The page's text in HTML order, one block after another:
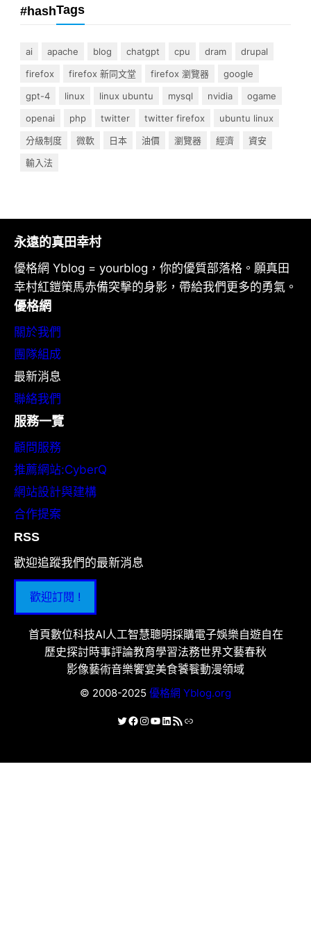
#hashTags
ai apache blog chatgpt cpu dram
drupal
firefox
firefox 新同文堂 firefox 瀏覽器
google
gpt-4
linux linux ubuntu mysql nvidia
ogame
openai
php twitter twitter firefox
ubuntu linux
分級制度
微軟 日本 油價 瀏覽器 經濟
資安
輸入法
永遠的真田幸村
優格網 Yblog = yourblog，你的優質部落格。願真田
幸村紅鎧策馬赤備突擊的身影，帶給我們更多的勇氣。
優格網
關於我們
團隊組成
最新消息
聯絡我們
服務一覽
顧問服務
推薦網站:CyberQ
網站設計與建構
合作提案
RSS
歡迎追蹤我們的最新消息
歡迎訂閱 !
首頁數位科技AI人工智慧聰明採購電子娛樂自遊自在
歷史探討時事評論教育學習法務世界文藝春秋
影像藝術音樂饗宴美食饕餮動漫領域
© 2008-2025 優格網 Yblog.org
X Facebook
Instagram
YouTube
LinkedIn
RSS 資訊提供連結